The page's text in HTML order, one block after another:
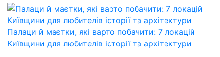
Палаци й маєтки, які варто побачити: 7 локацій
Київщини для любителів історії та архітектури